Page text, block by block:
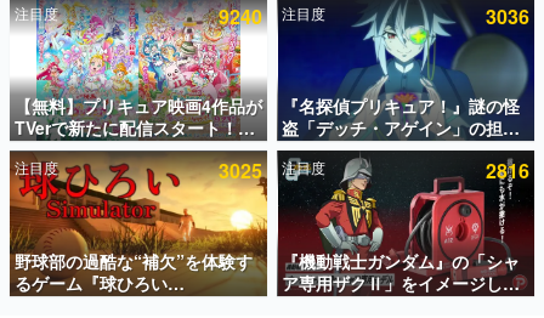
電ファミのいま読まれている記事ランキング
アプリセール情報
インタビュー
連載・特集一覧
殿堂入り記事
SNS拡散数が数千以上！ ページビュー数万以上！ などな
ど。多くの人々に読まれた、電ファミ渾身の“殿堂入り”記
事をまとめました。
注目度 9240
【無料】プリキュア映画4作品が
TVerで新たに配信スタート！な
んと2018年～2024年の映画ほぼ
すべてが見放題に、ぶっちゃけ
ありえないラインナップ
注目度 3036
『名探偵プリキュア！』謎の怪
盗「デッチ・アゲイン」の担当
キャストは天﨑滉平さんと判
明。『Re:ゼロから始める異世
界生活』オットー役、『ヒプノ
シスマイク』山田三郎役など
注目度 3025
野球部の過酷な“補欠”を体験す
るゲーム『球ひろい
Simulator』が「1件」のウィッ
注目度 2816
『機動戦士ガンダム』の「シャ
ア専用ザクⅡ」をイメージした
散水ホースリールが予約開始。